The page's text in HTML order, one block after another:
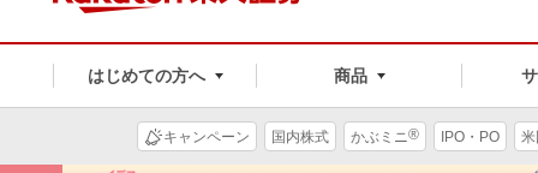
はじめての方へ 商品
キャンペーン 国内株式 かぶミニ® IPO・PO